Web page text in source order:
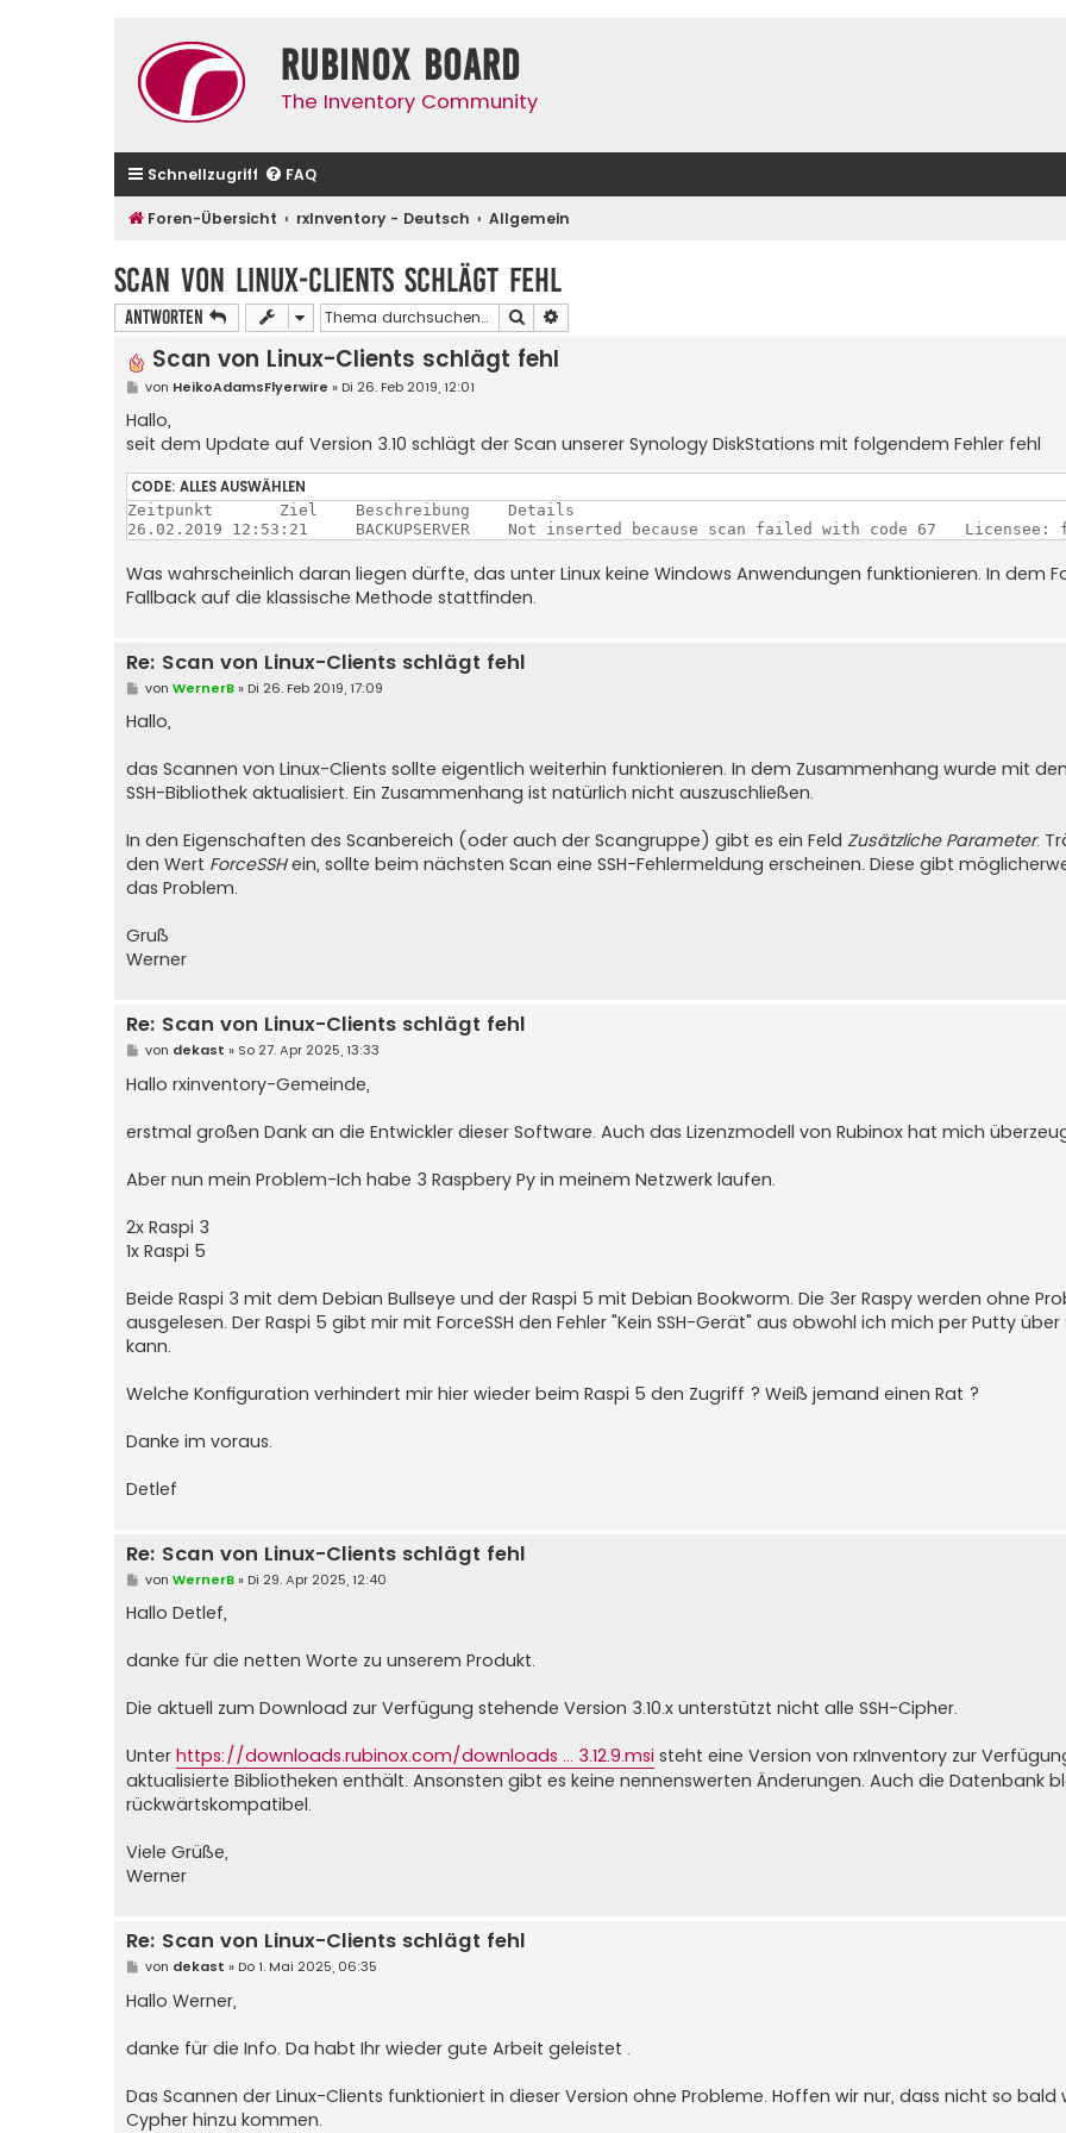
Rubinox Board
The Inventory Community
Schnellzugriff FAQ
Foren-Übersicht rxInventory - Deutsch Allgemein
Scan von Linux-Clients schlägt fehl
Antworten Suche
Scan von Linux-Clients schlägt fehl
B
i
t
r
g
von HeikoAdamsFlyerwire » Di 26. Feb 2019, 12:01
Hallo,
seit dem Update auf Version 3.10 schlägt der Scan unserer Synology DiskStations mit folgendem Fehler fehl
CODE: ALLES AUSWÄHLEN
Zeitpunkt	Ziel	Beschreibung	Details
26.02.2019
Was wahrscheinlich daran liegen dürfte, das unter Linux keine Windows Anwendungen funktionieren. In dem
Fallback auf die klassische Methode stattfinden.
Re: Scan von Linux-Clients schlägt fehl
B
i
t
a
g
von WernerB» Di 26. Feb 2019, 17:09
Hallo,
das Scannen von Linux-Clients sollte eigentlich weiterhin funktionieren. In dem Zusammenhang wurde mit
SSH-Bibliothek aktualisiert. Ein Zusammenhang ist natürlich nicht auszuschließen.
In den Eigenschaften des Scanbereich (oder auch der Scangruppe) gibt es ein Feld Zusätzliche Parameter.
den Wert ForceSSHein, sollte beim nächsten Scan eine SSH-Fehlermeldung erscheinen. Diese gibt
das Problem.
Gruß
Werner
Re: Scan von Linux-Clients schlägt fehl
B
i
t
a
g
von dekast » So 27. Apr 2025, 13:33
Hallo rxinventory-Gemeinde,
erstmal großen Dank an die Entwickler dieser Software. Auch das Lizenzmodell von Rubinox hat mich
Aber nun mein Problem-Ich habe 3 Raspbery Py in meinem Netzwerk laufen.
2x Raspi 3
1x Raspi 5
Beide Raspi 3 mit dem Debian Bullseye und der Raspi 5 mit Debian Bookworm. Die 3er Raspy werden ohne
ausgelesen. Der Raspi 5 gibt mir mit ForceSSH den Fehler "Kein SSH-Gerät" aus obwohl ich mich per Putty über
kann.
Welche Konfiguration verhindert mir hier wieder beim Raspi 5 den Zugriff ? Weiß jemand einen Rat ?
Danke im voraus.
Detlef
Re: Scan von Linux-Clients schlägt fehl
B
i
t
a
g
von WernerB» Di 29. Apr 2025, 12:40
Hallo Detlef,
danke für die netten Worte zu unserem Produkt.
Die aktuell zum Download zur Verfügung stehende Version 3.10.x unterstützt nicht alle SSH-Cipher.
Unter https://downloads.rubinox.com/downloads ... 3.12.9.msi steht eine Version von rxInventory zur
aktualisierte Bibliotheken enthält. Ansonsten gibt es keine nennenswerten Änderungen. Auch die Datenbank
rückwärtskompatibel.
Viele Grüße,
Werner
Re: Scan von Linux-Clients schlägt fehl
B
i
t
a
g
von dekast » Do 1. Mai 2025, 06:35
Hallo Werner,
danke für die Info. Da habt Ihr wieder gute Arbeit geleistet .
Das Scannen der Linux-Clients funktioniert in dieser Version ohne Probleme. Hoffen wir nur, dass nicht so bald
Cypher hinzu kommen.